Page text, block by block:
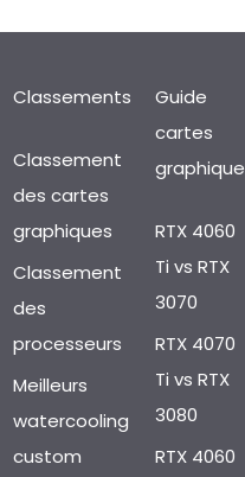
Classements
Classement
des cartes
graphiques
Classement
des
processeurs
Meilleurs
watercooling
custom
Guide
cartes
graphique
RTX 4060
Ti vs RTX
3070
RTX 4070
Ti vs RTX
3080
RTX 4060